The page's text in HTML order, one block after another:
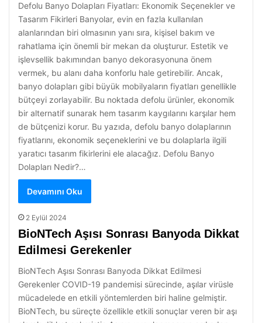
Defolu Banyo Dolapları Fiyatları: Ekonomik Seçenekler ve
Tasarım Fikirleri Banyolar, evin en fazla kullanılan
alanlarından biri olmasının yanı sıra, kişisel bakım ve
rahatlama için önemli bir mekan da oluşturur. Estetik ve
işlevsellik bakımından banyo dekorasyonuna önem
vermek, bu alanı daha konforlu hale getirebilir. Ancak,
banyo dolapları gibi büyük mobilyaların fiyatları genellikle
bütçeyi zorlayabilir. Bu noktada defolu ürünler, ekonomik
bir alternatif sunarak hem tasarım kaygılarını karşılar hem
de bütçenizi korur. Bu yazıda, defolu banyo dolaplarının
fiyatlarını, ekonomik seçeneklerini ve bu dolaplarla ilgili
yaratıcı tasarım fikirlerini ele alacağız. Defolu Banyo
Dolapları Nedir?…
Devamını Oku
2 Eylül 2024
BioNTech Aşısı Sonrası Banyoda Dikkat
Edilmesi Gerekenler
BioNTech Aşısı Sonrası Banyoda Dikkat Edilmesi
Gerekenler COVID-19 pandemisi sürecinde, aşılar virüsle
mücadelede en etkili yöntemlerden biri haline gelmiştir.
BioNTech, bu süreçte özellikle etkili sonuçlar veren bir aşı